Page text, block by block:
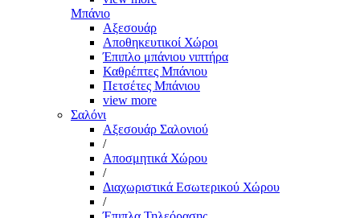
Μπάνιο
Αξεσουάρ
Αποθηκευτικοί Χώροι
Έπιπλο μπάνιου νιπτήρα
Καθρέπτες Μπάνιου
Πετσέτες Μπάνιου
view more
Σαλόνι
Αξεσουάρ Σαλονιού
/
Αποσμητικά Χώρου
/
Διαχωριστικά Εσωτερικού Χώρου
/